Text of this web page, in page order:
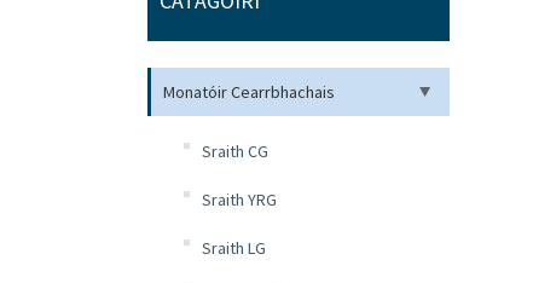
Monatóir Cearrbhachais
Sraith CG
Sraith YRG
Sraith LG